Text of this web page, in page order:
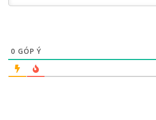
0 GÓP Ý